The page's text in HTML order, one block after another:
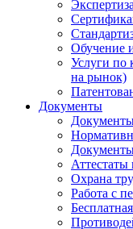
Обучение
Услуги по
на рынок)
Документы
Охрана
Работа с